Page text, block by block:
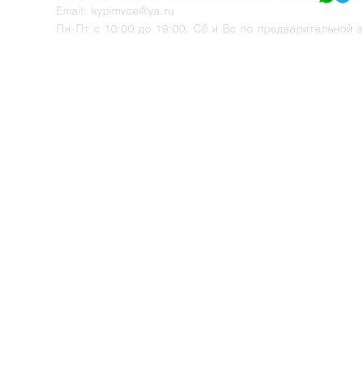
Email: kypimvce@ya.ru
Пн-Пт с 10:00 до 19:00, Сб и Вс по предварительной